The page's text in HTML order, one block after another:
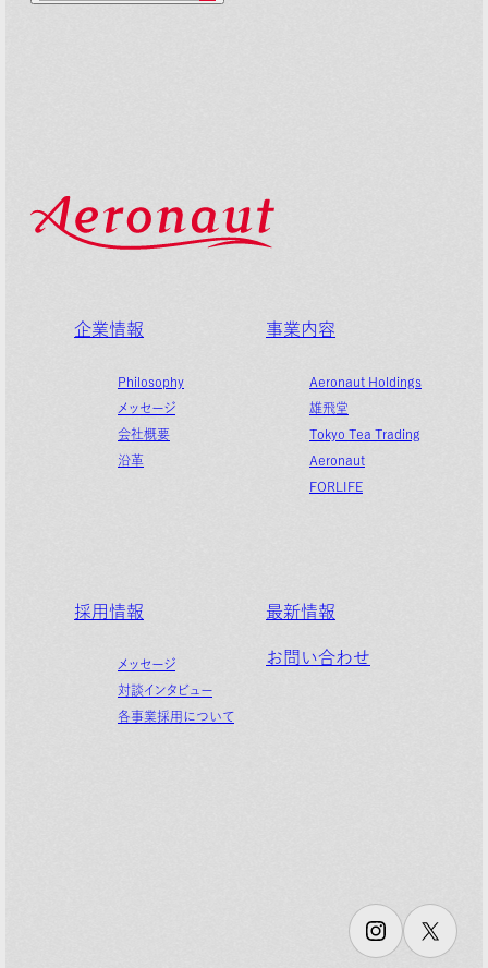
企業情報
Philosophy
メッセージ
会社概要
沿革
事業内容
Aeronaut Holdings
雄飛堂
Tokyo Tea Trading
Aeronaut
FORLIFE
採用情報
メッセージ
対談インタビュー
各事業採用について
最新情報
お問い合わせ